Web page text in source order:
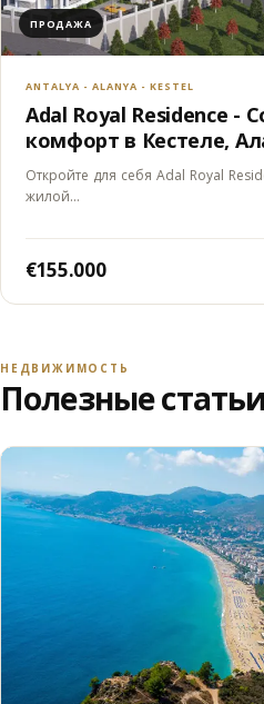
ПРОДАЖА
ANTALYA - ALANYA - KESTEL
Adal Royal Residence -
комфорт в Кестеле,
Откройте для себя Adal Royal
жилой…
€155.000
НЕДВИЖИМОСТЬ
Полезные